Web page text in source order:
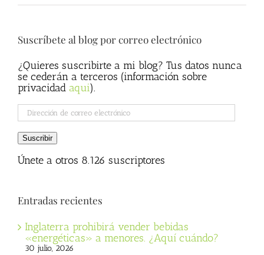
Suscríbete al blog por correo electrónico
¿Quieres suscribirte a mi blog? Tus datos nunca
se cederán a terceros (información sobre
privacidad aqui).
Dirección
de
correo
electrónico
Suscribir
Únete a otros 8.126 suscriptores
Entradas recientes
Inglaterra prohibirá vender bebidas
«energéticas» a menores. ¿Aquí cuándo?
30 julio, 2026